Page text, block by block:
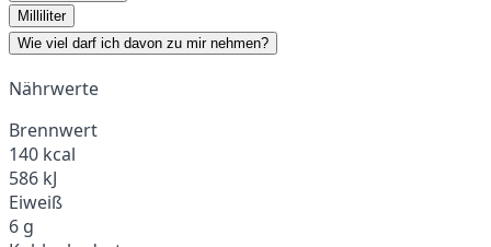
Milliliter
Wie viel darf ich davon zu mir nehmen?
Nährwerte
Brennwert
140 kcal
586 kJ
Eiweiß
6 g